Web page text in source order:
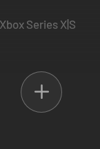
Series X|S